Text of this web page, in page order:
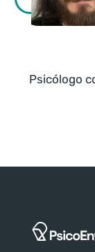
Psicólogo